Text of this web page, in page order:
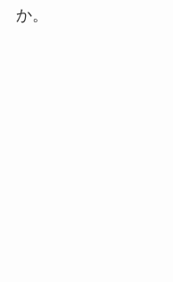
か。